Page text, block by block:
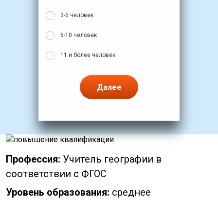
3-5 человек
6-10 человек
11 и более человек
Далее
Профессия: Учитель географии в
соответствии с ФГОС
Уровень образования: среднее